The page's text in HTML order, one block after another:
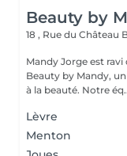
Beauty by
18 , Rue du Château
Mandy Jorge est
Beauty by Mandy,
à la beauté. Notre
Lèvre
Menton